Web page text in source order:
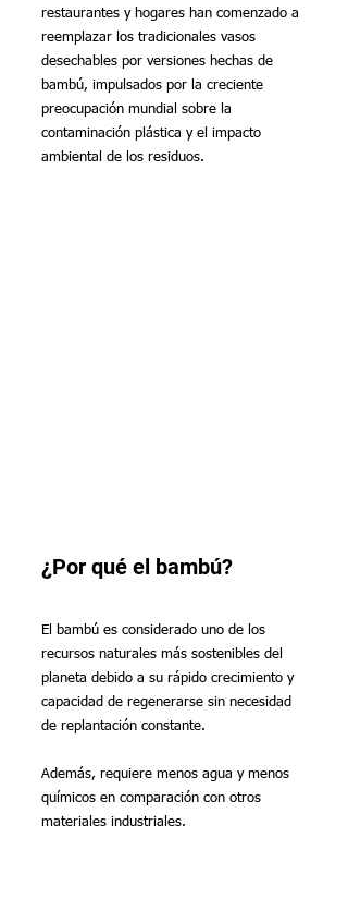
restaurantes y hogares han comenzado a
reemplazar los tradicionales vasos
desechables por versiones hechas de
bambú, impulsados por la creciente
preocupación mundial sobre la
contaminación plástica y el impacto
ambiental de los residuos.
¿Por qué el bambú?
El bambú es considerado uno de los
recursos naturales más sostenibles del
planeta debido a su rápido crecimiento y
capacidad de regenerarse sin necesidad
de replantación constante.
Además, requiere menos agua y menos
químicos en comparación con otros
materiales industriales.